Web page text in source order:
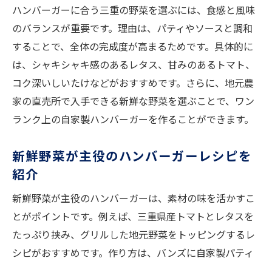
ハンバーガーに合う三重の野菜を選ぶには、食感と風味
のバランスが重要です。理由は、パティやソースと調和
することで、全体の完成度が高まるためです。具体的に
は、シャキシャキ感のあるレタス、甘みのあるトマト、
コク深いしいたけなどがおすすめです。さらに、地元農
家の直売所で入手できる新鮮な野菜を選ぶことで、ワン
ランク上の自家製ハンバーガーを作ることができます。
新鮮野菜が主役のハンバーガーレシピを
紹介
新鮮野菜が主役のハンバーガーは、素材の味を活かすこ
とがポイントです。例えば、三重県産トマトとレタスを
たっぷり挟み、グリルした地元野菜をトッピングするレ
シピがおすすめです。作り方は、バンズに自家製パティ